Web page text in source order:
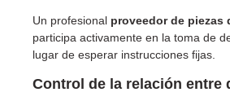
Un profesional proveedor de piezas
participa activamente en la toma de
lugar de esperar instrucciones fijas.
Control de la relación entre